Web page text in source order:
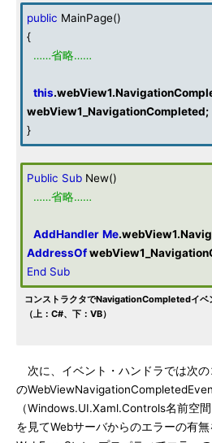
public MainPage()
{
……省略……
this
webView1_NavigationCompleted;
}
Public Sub New()
……省略……
AddHandler Me
AddressOf
End Sub
コンストラクタでNavigationCompletedイベ
（上：C#、下：VB）
次に、イベント・ハンドラでは次
の
（Windows.UI.Xaml.Controls名前空
を見てWebサーバからのエラーの有無